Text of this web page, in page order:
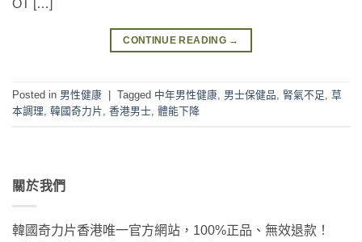
OT […]
CONTINUE READING →
Posted in 男性健康 Tagged 中年男性健康, 男士保健品, 腎氣不足, 草
本調理, 韓國奇力片, 香港男士, 體能下降
關於我們
韓國奇力片香港唯一官方網站，100%正品、無效退款！